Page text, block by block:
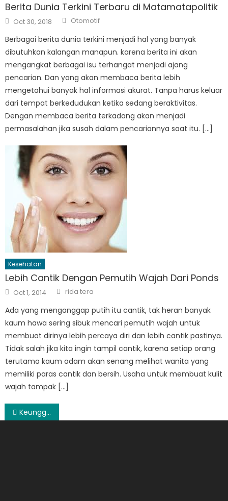
Berita Dunia Terkini Terbaru di Matamatapolitik
Posted
on
Oct 30, 2018 Author
Otomotif
Berbagai berita dunia terkini menjadi hal yang banyak
dibutuhkan kalangan manapun. karena berita ini akan
mengangkat berbagai isu terhangat menjadi ajang
pencarian. Dan yang akan membaca berita lebih
mengetahui banyak hal informasi akurat. Tanpa harus keluar
dari tempat berkedudukan ketika sedang beraktivitas.
Dengan membaca berita terkadang akan menjadi
permasalahan jika susah dalam pencariannya saat itu. […]
Kesehatan
Lebih Cantik Dengan Pemutih Wajah Dari Ponds
Posted
on
Oct 1, 2014 Author
rida tera
Ada yang menganggap putih itu cantik, tak heran banyak
kaum hawa sering sibuk mencari pemutih wajah untuk
membuat dirinya lebih percaya diri dan lebih cantik pastinya.
Tidak salah jika kita ingin tampil cantik, karena setiap orang
terutama kaum adam akan senang melihat wanita yang
memiliki paras cantik dan bersih. Usaha untuk membuat kulit
wajah tampak […]
Post
Keunggulan Sekolah Bola Brazilian Soccer School